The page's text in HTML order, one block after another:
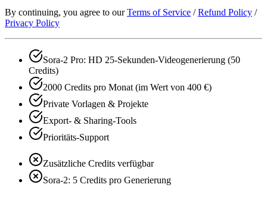
By continuing, you agree to our Terms of Service / Refund Policy /
Privacy Policy
Sora-2 Pro: HD 25-Sekunden-Videogenerierung (50
Credits)
2000 Credits pro Monat (im Wert von 400 €)
Private Vorlagen & Projekte
Export- & Sharing-Tools
Prioritäts-Support
Zusätzliche Credits verfügbar
Sora-2: 5 Credits pro Generierung